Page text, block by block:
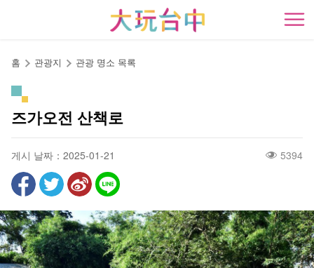
開
홈 관광지 관광 명소 목록
즈가오전 산책로
게시 날짜：2025-01-21 5394